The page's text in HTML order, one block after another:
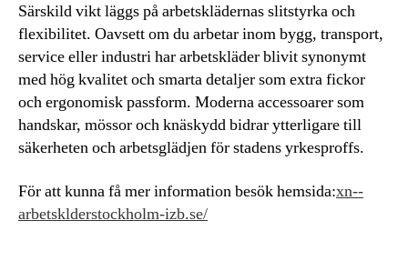
Särskild vikt läggs på arbetsklädernas slitstyrka och
flexibilitet. Oavsett om du arbetar inom bygg, transport,
service eller industri har arbetskläder blivit synonymt
med hög kvalitet och smarta detaljer som extra fickor
och ergonomisk passform. Moderna accessoarer som
handskar, mössor och knäskydd bidrar ytterligare till
säkerheten och arbetsglädjen för stadens yrkesproffs.
För att kunna få mer information besök hemsida:xn--
arbetsklderstockholm-izb.se/